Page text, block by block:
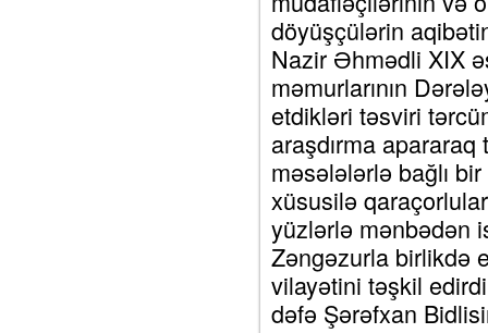
döyüşçülərin
Nazir Əhmədli XIX
məmurlarının
etdikləri təsviri
araşdırma
məsələlərlə bağlı
xüsusilə
yüzlərlə mənbədən
Zəngəzurla birlikdə
vilayətini təşkil
dəfə Şərəfxan